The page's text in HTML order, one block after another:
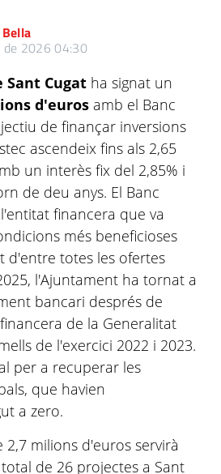
de 2026 04:30
Cugat ha signat un
d'euros amb el Banc
de finançar inversions
ascendeix fins als 2,65
un interès fix del 2,85% i
de deu anys. El Banc
financera que va
més beneficioses
d'entre totes les ofertes
l'Ajuntament ha tornat a
bancari després de
de la Generalitat
de l'exercici 2022 i 2023.
per a recuperar les
que havien
a zero.
milions d'euros servirà
de 26 projectes a Sant